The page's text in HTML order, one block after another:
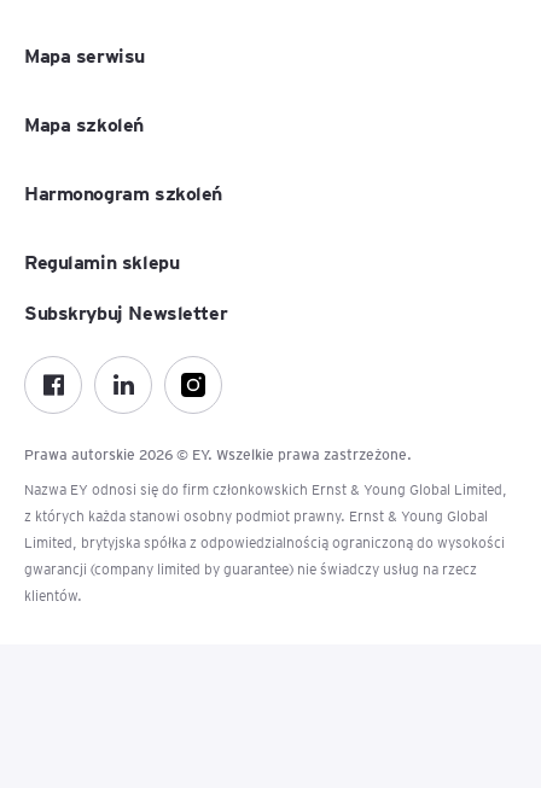
Mapa serwisu
Mapa szkoleń
Harmonogram szkoleń
Regulamin sklepu
Prawa autorskie 2026 © EY. Wszelkie prawa zastrzeżone.
Nazwa EY odnosi się do firm członkowskich Ernst & Young Global Limited,
z których każda stanowi osobny podmiot prawny. Ernst & Young Global
Limited, brytyjska spółka z odpowiedzialnością ograniczoną do wysokości
gwarancji (company limited by guarantee) nie świadczy usług na rzecz
klientów.
Subskrybuj Newsletter